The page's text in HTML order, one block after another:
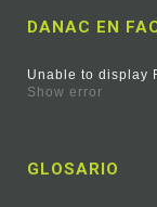
DANAC EN
Unable to display
Show error
GLOSARIO